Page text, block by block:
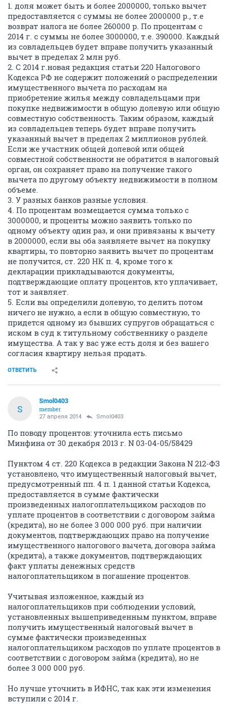
1. доля может быть и более 2000000, только вычет
предоставляется с суммы не более 2000000 р., т.е
возврат налога не более 260000 р. По процентам с
2014 г. с суммы не более 3000000, т.е. 390000. Каждый
из совладельцев будет вправе получить указанный
вычет в пределах 2 млн руб.
2. С 2014 г.новая редакция статьи 220 Налогового
Кодекса РФ не содержит положений о распределении
имущественного вычета по расходам на
приобретение жилья между совладельцами при
покупке недвижимости в общую долевую или общую
совместную собственность. Таким образом, каждый
из совладельцев теперь будет вправе получить
указанный вычет в пределах 2 миллионов рублей.
Если же участник общей долевой или общей
совместной собственности не обратится в налоговый
орган, он сохраняет право на получение такого
вычета по другому объекту недвижимости в полном
объеме.
3. У разных банков разные условия.
4. По процентам возмещается сумма только с
3000000, и проценты можно заявить только по
одному объекту один раз, и они привязаны к вычету
в 2000000, если вы оба заявляете вычет на покупку
квартиры, то повторно заявить вычет по процентам
не получится, ст. 220 НК п. 4, кроме того к
декларации прикладываются документы,
подтверждающие оплату процентов, кто уплачивает,
тот и заявляет.
5. Если вы определили долевую, то делить потом
ничего не нужно, а если в общую совместную, то
придется одному из бывших супругов обращаться с
иском в суд к титульному собственнику о разделе
имущества. А так у вас уже есть доля и без вашего
согласия квартиру нельзя продать.
ОТВЕТИТЬ
S
Smol0403
member
27 апреля 2014 Smol0403
По поводу процентов: уточнила есть письмо
Минфина от 30 декабря 2013 г. N 03-04-05/58429
Пунктом 4 ст. 220 Кодекса в редакции Закона N 212-ФЗ
установлено, что имущественный налоговый вычет,
предусмотренный пп. 4 п. 1 данной статьи Кодекса,
предоставляется в сумме фактически
произведенных налогоплательщиком расходов по
уплате процентов в соответствии с договором займа
(кредита), но не более 3 000 000 руб. при наличии
документов, подтверждающих право на получение
имущественного налогового вычета, договора займа
(кредита), а также документов, подтверждающих
факт уплаты денежных средств
налогоплательщиком в погашение процентов.
Учитывая изложенное, каждый из
налогоплательщиков при соблюдении условий,
установленных вышеприведенным пунктом, вправе
получить имущественный налоговый вычет в
сумме фактически произведенных
налогоплательщиком расходов по уплате процентов в
соответствии с договором займа (кредита), но не
более 3 000 000 руб.
Но лучше уточнить в ИФНС, так как эти изменения
вступили с 2014 г.